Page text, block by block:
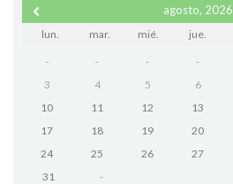
agosto, 2026
lun. mar. mié. jue.
- - - -
3
4 5 6
10
11 12 13
17
18 19 20
24
25 26 27
31
-